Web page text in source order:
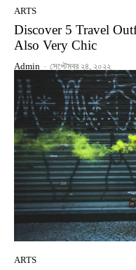
ARTS
Discover 5 Travel
Also Very Chic
Admin - সেপ্টেম্বর ২৪, ২০২২
ARTS